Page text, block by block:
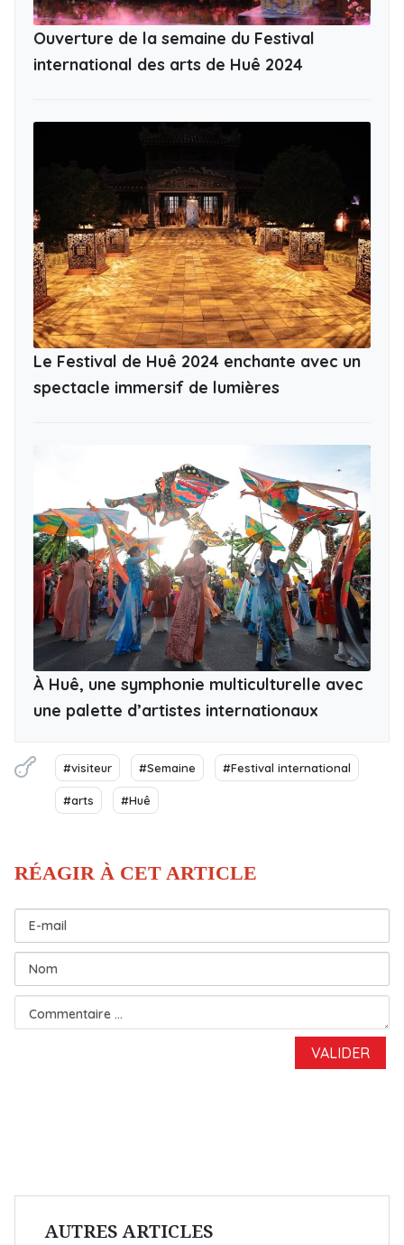
Ouverture de la semaine du Festival
international des arts de Huê 2024
Le Festival de Huê 2024 enchante avec un
spectacle immersif de lumières
À Huê, une symphonie multiculturelle avec
une palette d’artistes internationaux
#visiteur #Semaine #Festival international
#arts #Huê
AUTRES ARTICLES